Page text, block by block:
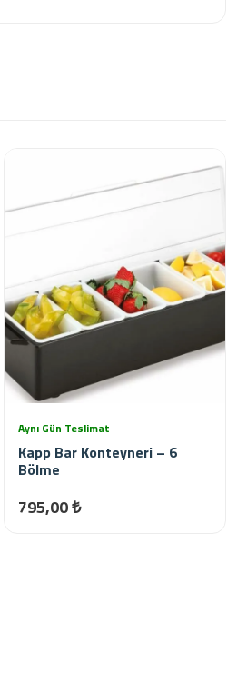
Aynı Gün Teslimat
Kapp Bar Konteyneri – 6
Bölme
795,00 ₺